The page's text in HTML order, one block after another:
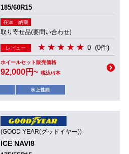
185/60R15
在庫・納期
取り寄せ品(要問い合わせ)
レビュー 0 (0件)
ホイールセット販売価格
92,000円~ 税込/4本
(GOOD YEAR(グッドイヤー))
ICE NAVI8